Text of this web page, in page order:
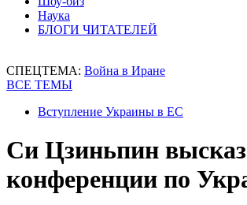
Наука
БЛОГИ ЧИТАТЕЛЕЙ
СПЕЦТЕМА: Война в Иране
ВСЕ ТЕМЫ
Вступление Украины в ЕС
Си Цзиньпин
конференции по